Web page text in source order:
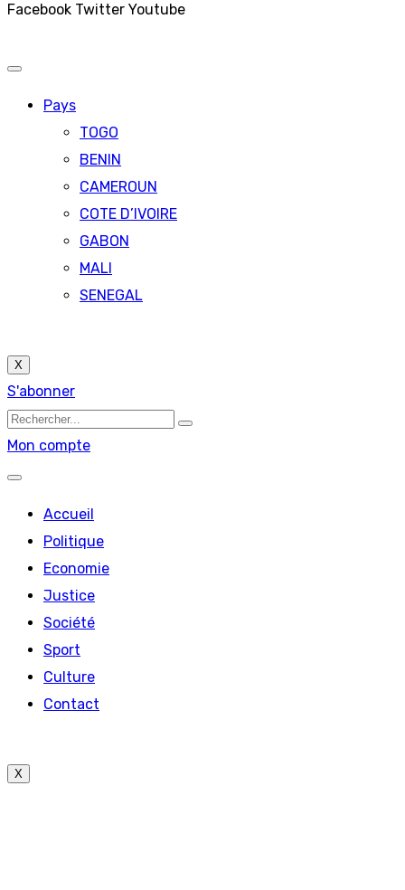
Facebook Twitter Youtube
Pays
TOGO
BENIN
CAMEROUN
COTE D’IVOIRE
GABON
MALI
SENEGAL
X
S'abonner
Mon compte
Accueil
Politique
Economie
Justice
Société
Sport
Culture
Contact
X